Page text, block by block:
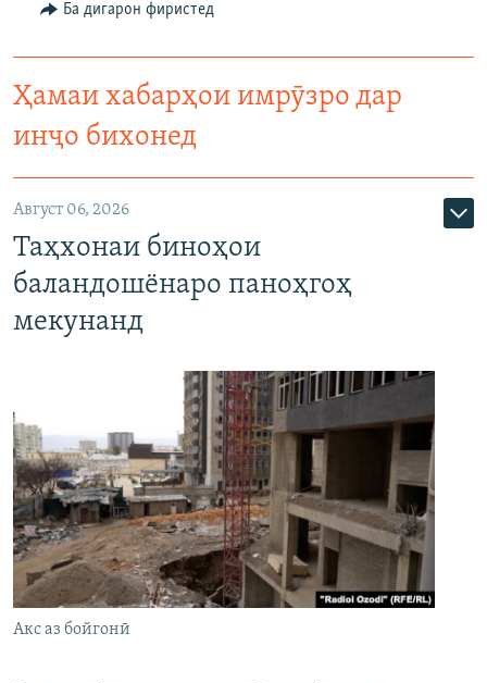
Ба дигарон фиристед
Ҳамаи хабарҳои имрӯзро дар
инҷо бихонед
Август 06, 2026
Таҳхонаи биноҳои
баландошёнаро паноҳгоҳ
мекунанд
Акс аз бойгонӣ